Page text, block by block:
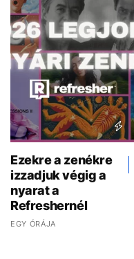
Ezekre a zenékre
izzadjuk végig a
nyarat a
Refreshernél
EGY ÓRÁJA